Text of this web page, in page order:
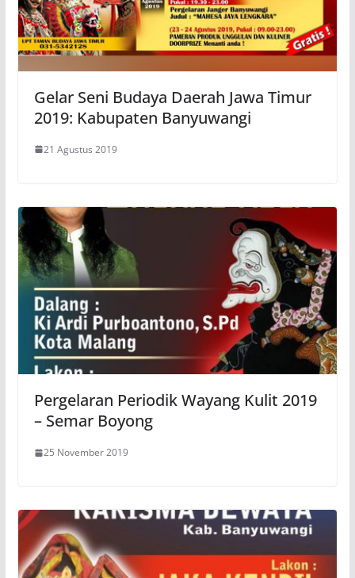
Gelar Seni Budaya Daerah Jawa Timur
2019: Kabupaten Banyuwangi
21 Agustus 2019
Pergelaran Periodik Wayang Kulit 2019
– Semar Boyong
25 November 2019